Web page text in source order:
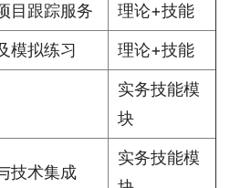
目跟踪服务 理论+技能
模拟练习 理论+技能
实务技能模
块
技术集成
实务技能模